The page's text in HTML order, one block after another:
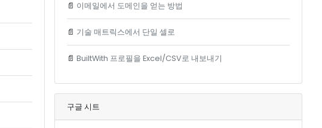
📄 이메일에서 도메인을 얻는 방법
📄 기술 매트릭스에서 단일 셀로
📄 BuiltWith 프로필을 Excel/CSV로 내보내기
구글 시트